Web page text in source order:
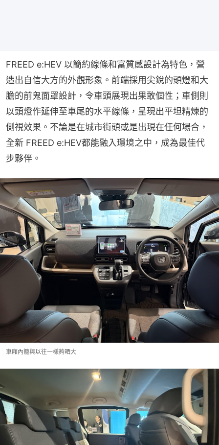
FREED e:HEV 以簡約線條和富質感設計為特色，營
造出自信大方的外觀形象。前端採用尖銳的頭燈和大
膽的前鬼面罩設計，令車頭展現出果敢個性；車側則
以頭燈作延伸至車尾的水平線條，呈現出平坦精煉的
側視效果。不論是在城市街頭或是出現在任何場合，
全新 FREED e:HEV都能融入環境之中，成為最佳代
步夥伴。
車廂內籠與以往一樣夠晒大